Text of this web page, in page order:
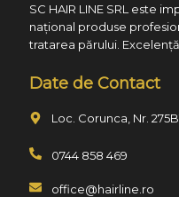
SC HAIR LINE SRL este
național produse
tratarea părului.
Date de Contact
Loc. Corunca, Nr.
0744 858 469
office@hairline.ro